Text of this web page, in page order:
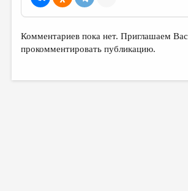
ВКОНТАКТЕ
Комментариев пока нет. Приглашаем Вас
прокомментировать публикацию.